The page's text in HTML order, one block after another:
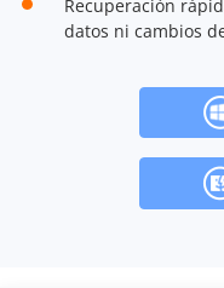
Recuperación
datos ni cambios